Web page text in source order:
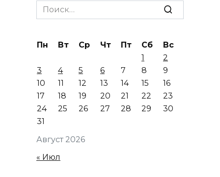
Search
for:
Август 2026
Пн Вт Ср Чт Пт Сб
Вс
1
2
3
4 5 6 7 8
9
10
11 12 13 14 15
16
17
18 19 20 21 22
23
24
25 26 27 28 29
30
31
« Июл